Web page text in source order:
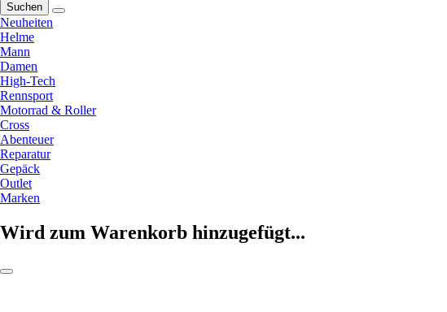
Suchen
Neuheiten
Helme
Mann
Damen
High-Tech
Rennsport
Motorrad & Roller
Cross
Abenteuer
Reparatur
Gepäck
Outlet
Marken
Wird zum Warenkorb hinzugefügt...